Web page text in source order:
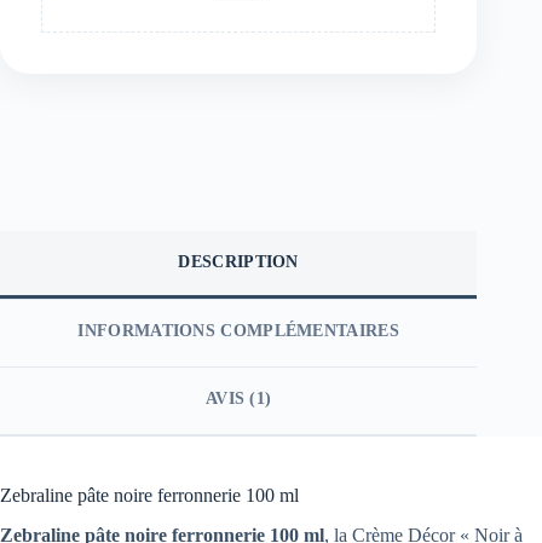
DESCRIPTION
INFORMATIONS COMPLÉMENTAIRES
AVIS (1)
Zebraline pâte noire ferronnerie 100 ml
Zebraline pâte noire ferronnerie 100 ml, la Crème Décor « Noir à